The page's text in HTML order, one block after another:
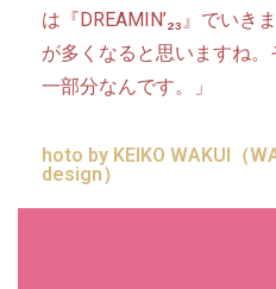
は『DREAMIN’₂₃』でいき
が多くなると思いますね
一部分なんです。」
hoto by KEIKO WAKUI（
design）